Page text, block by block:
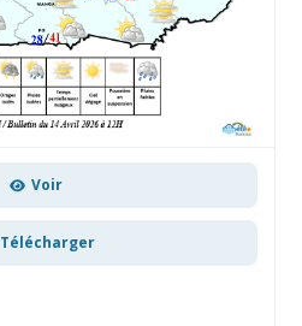
Voir
Télécharger